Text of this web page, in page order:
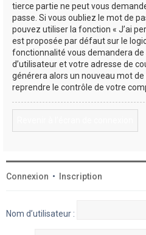
tierce partie ne peut vous
passe. Si vous oubliez le mot de
pouvez utiliser la fonction « J’ai
est proposée par défaut sur le
fonctionnalité vous demandera
d’utilisateur et votre adresse de
générera alors un nouveau mot
reprendre le contrôle de votre
Connexion • Inscription
Nom d’utilisateur :